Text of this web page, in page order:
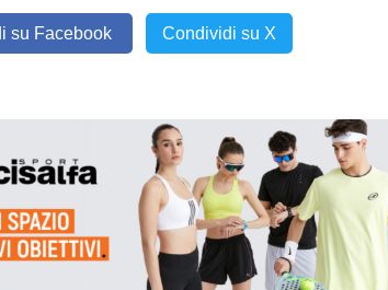
su Facebook Condividi su X